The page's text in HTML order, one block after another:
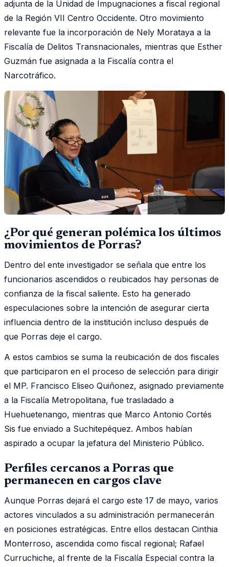
adjunta de la Unidad de Impugnaciones a fiscal regional
de la Región VII Centro Occidente. Otro movimiento
relevante fue la incorporación de Nely Morataya a la
Fiscalía de Delitos Transnacionales, mientras que Esther
Guzmán fue asignada a la Fiscalía contra el
Narcotráfico.
¿Por qué generan polémica los últimos
movimientos de Porras?
Dentro del ente investigador se señala que entre los
funcionarios ascendidos o reubicados hay personas de
confianza de la fiscal saliente. Esto ha generado
especulaciones sobre la intención de asegurar cierta
influencia dentro de la institución incluso después de
que Porras deje el cargo.
A estos cambios se suma la reubicación de dos fiscales
que participaron en el proceso de selección para dirigir
el MP. Francisco Eliseo Quiñonez, asignado previamente
a la Fiscalía Metropolitana, fue trasladado a
Huehuetenango, mientras que Marco Antonio Cortés
Sis fue enviado a Suchitepéquez. Ambos habían
aspirado a ocupar la jefatura del Ministerio Público.
Perfiles cercanos a Porras que
permanecen en cargos clave
Aunque Porras dejará el cargo este 17 de mayo, varios
actores vinculados a su administración permanecerán
en posiciones estratégicas. Entre ellos destacan Cinthia
Monterroso, ascendida como fiscal regional; Rafael
Curruchiche, al frente de la Fiscalía Especial contra la